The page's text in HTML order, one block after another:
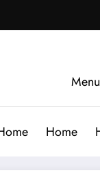
Home